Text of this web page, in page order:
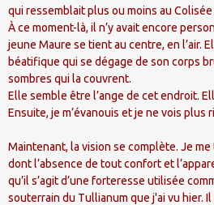
qui ressemblait plus ou moins au
À ce moment-là, il n’y avait encore
jeune Maure se tient au centre, en l’air.
béatifique qui se dégage de son corps
sombres qui la couvrent.
Elle semble être l’ange de cet endroit.
Ensuite, je m’évanouis et je ne vois plus
Maintenant, la vision se complète. Je
dont l’absence de tout confort et
qu’il s’agit d’une forteresse utilisée
souterrain du Tullianum que j'ai vu hier.